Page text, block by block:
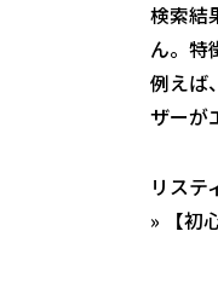
検索結
ん。特
例えば
ザーが
リステ
»
【